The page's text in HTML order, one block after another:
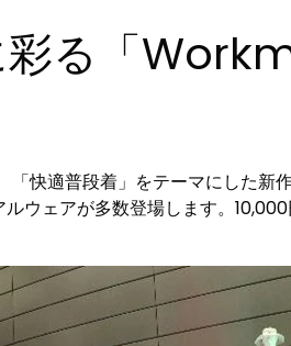
彩る「
快適普段着」をテーマにした新
ウェアが多数登場します。